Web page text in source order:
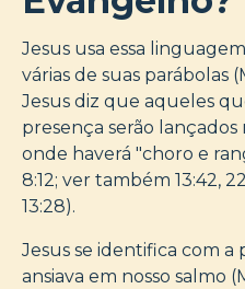
Jesus usa essa
várias de suas parábolas
Jesus diz que aqueles
presença serão lançados
onde haverá "choro e
8:12; ver também 13:42,
13:28).
Jesus se identifica com a
ansiava em nosso salmo